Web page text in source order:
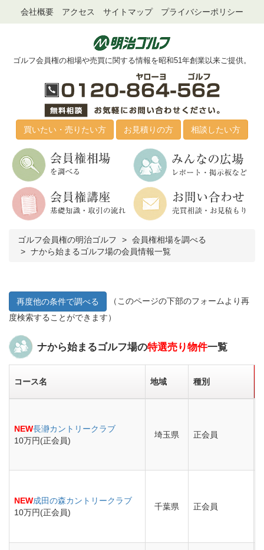
会社概要 アクセス サイトマップ プライバシーポリシー
ゴルフ会員権の相場や売買に関する情報を昭和51年創業以来ご提供。
買いたい・売りたい方 お見積りの方 相談したい方
ゴルフ会員権の明治ゴルフ
会員権相場を調べる
ナから始まるゴルフ場の会員情報一覧
再度他の条件で調べる
（このページの下部のフォームより再
度検索することができます）
ナから始まるゴルフ場の特選売り物件一覧
コース名 地域 種別
NEW長瀞カントリークラブ
10万円(正会員)
埼玉県 正会員
NEW成田の森カントリークラブ
10万円(正会員)
千葉県 正会員